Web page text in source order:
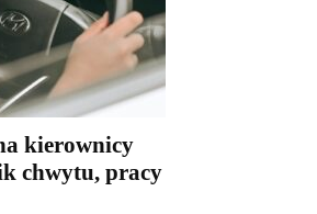
kierownicy
chwytu, pracy